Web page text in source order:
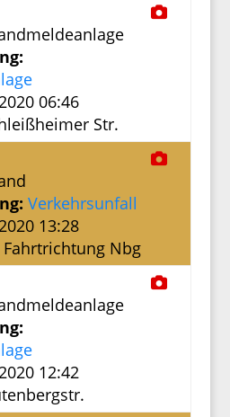
06:46
Str.
Verkehrsunfall
13:28
Fahrtrichtung Nbg
12:42